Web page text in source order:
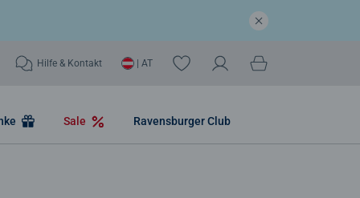
Hilfe & Kontakt | AT
Sale Ravensburger Club